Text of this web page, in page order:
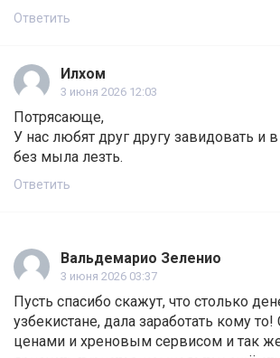
Ответить
Илхом
3 июня 2026 12:03
Потрясающе,
У нас любят друг другу завидовать и
без мыла лезть.
Ответить
Вальдемарио Зеленио
3 июня 2026 03:37
Пусть спасибо скажут, что столько
узбекистане, дала заработать кому
ценами и хреновым сервисом и так